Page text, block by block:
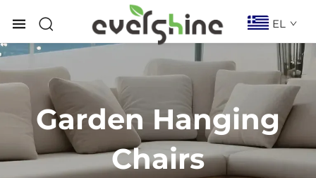
EL
Garden Hanging
Chairs